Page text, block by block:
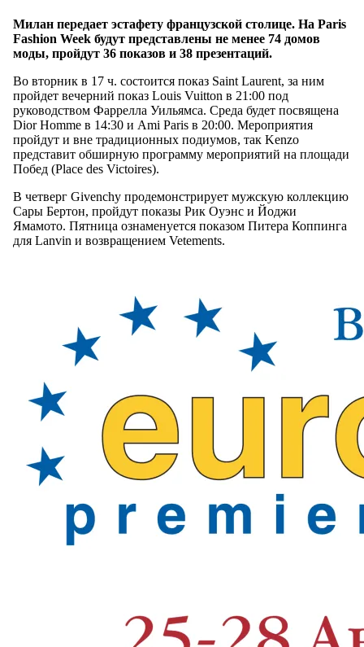
Милан передает эстафету французской столице. На Paris
Fashion Week будут представлены не менее 74 домов
моды, пройдут 36 показов и 38 презентаций.
Во вторник в 17 ч. состоится показ Saint Laurent, за ним
пройдет вечерний показ Louis Vuitton в 21:00 под
руководством Фаррелла Уильямса. Среда будет посвящена
Dior Homme в 14:30 и Ami Paris в 20:00. Мероприятия
пройдут и вне традиционных подиумов, так Kenzo
представит обширную программу мероприятий на площади
Побед (Place des Victoires).
В четверг Givenchy продемонстрирует мужскую коллекцию
Сары Бертон, пройдут показы Рик Оуэнс и Йоджи
Ямамото. Пятница ознаменуется показом Питера Коппинга
для Lanvin и возвращением Vetements.